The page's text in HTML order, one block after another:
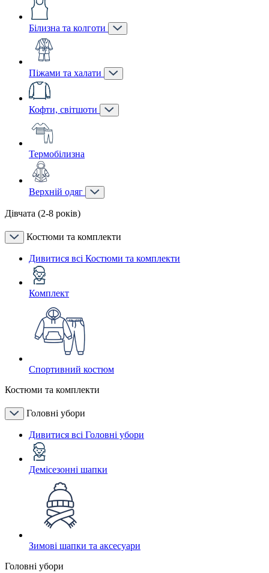
Білизна та колготи
Піжами та халати
Кофти, світшоти
Термобілизна
Верхній одяг
Дівчата (2-8 років)
Костюми та комплекти
Дивитися всі Костюми та комплекти
Комплект
Спортивний костюм
Костюми та комплекти
Головні убори
Дивитися всі Головні убори
Демісезонні шапки
Зимові шапки та аксесуари
Головні убори